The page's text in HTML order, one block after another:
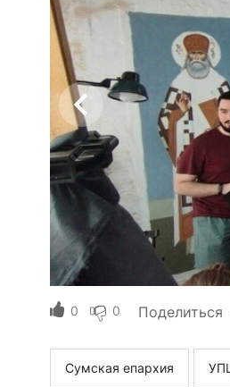
0 0 Поделиться
Сумская епархия